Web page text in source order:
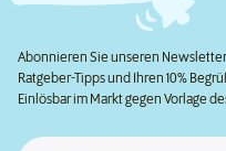
Abonnieren Sie unseren
Ratgeber-Tipps und Ihren 10%
Einlösbar im Markt gegen Vorlage